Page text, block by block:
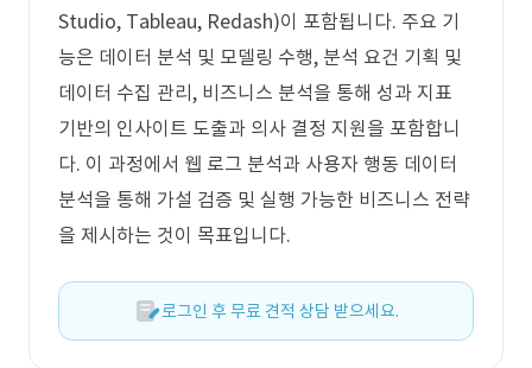
Studio, Tableau, Redash)이 포함됩니다. 주요 기
능은 데이터 분석 및 모델링 수행, 분석 요건 기획 및
데이터 수집 관리, 비즈니스 분석을 통해 성과 지표
기반의 인사이트 도출과 의사 결정 지원을 포함합니
다. 이 과정에서 웹 로그 분석과 사용자 행동 데이터
분석을 통해 가설 검증 및 실행 가능한 비즈니스 전략
을 제시하는 것이 목표입니다.
로그인 후 무료 견적 상담 받으세요.